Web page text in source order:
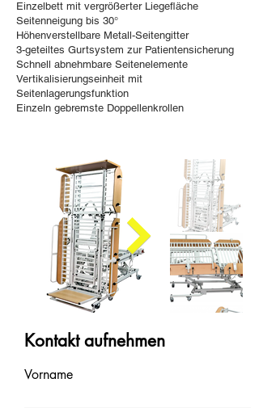
Einzelbett mit vergrößerter Liegefläche
Seitenneigung bis 30°
Höhenverstellbare Metall-Seitengitter
3-geteiltes Gurtsystem zur Patientensicherung
Schnell abnehmbare Seitenelemente
Vertikalisierungseinheit mit
Seitenlagerungsfunktion
Einzeln gebremste Doppellenkrollen
Kontakt aufnehmen
Vorname